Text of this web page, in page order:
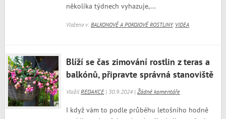
několika týdnech vyhazuje,...
Vloženo v:BALKONOVÉ A POKOJOVÉ ROSTLINY, VIDEA
Blíží se čas zimování rostlin z teras a
balkónů, připravte správná stanoviště
VložilREDAKCE| 30.9.2024 |Žádné komentáře
I když vám to podle průběhu letošního hodně